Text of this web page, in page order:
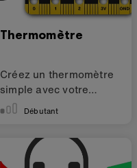
Thermomètre
Créez un thermomètre
simple avec votre
micro:bitDébutant